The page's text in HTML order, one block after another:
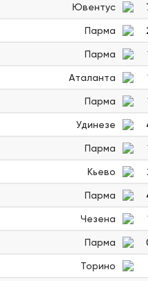
Ювентус
Парма
Парма
Аталанта
Парма
Удинезе
Парма
Кьево
Парма
Чезена
Парма
Торино